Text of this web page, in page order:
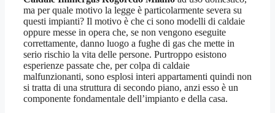
ma per quale motivo la legge è particolarmente severa su
questi impianti? Il motivo è che ci sono modelli di caldaie
oppure messe in opera che, se non vengono eseguite
correttamente, danno luogo a fughe di gas che mette in
serio rischio la vita delle persone. Purtroppo esistono
esperienze passate che, per colpa di caldaie
malfunzionanti, sono esplosi interi appartamenti quindi non
si tratta di una struttura di secondo piano, anzi esso è un
componente fondamentale dell’impianto e della casa.